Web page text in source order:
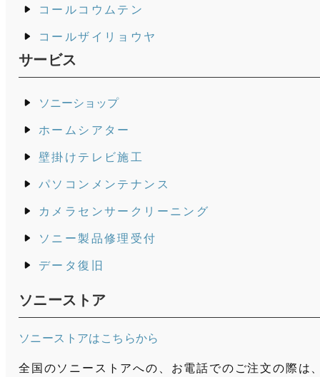
コールコウムテン
コールザイリョウヤ
サービス
ソニーショップ
ホームシアター
壁掛けテレビ施工
パソコンメンテナンス
カメラセンサークリーニング
ソニー製品修理受付
データ復旧
ソニーストア
ソニーストアはこちらから
全国のソニーストアへの、お電話でのご注文の際は